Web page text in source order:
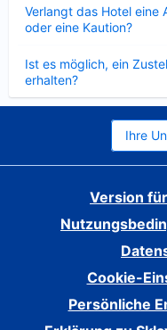
Verlangt das Hotel eine
oder eine Kaution?
Ist es möglich, ein
erhalten?
Ihre
Version
Cookie-
Persönliche